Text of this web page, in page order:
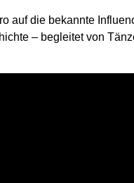
auf die bekannte
– begleitet von